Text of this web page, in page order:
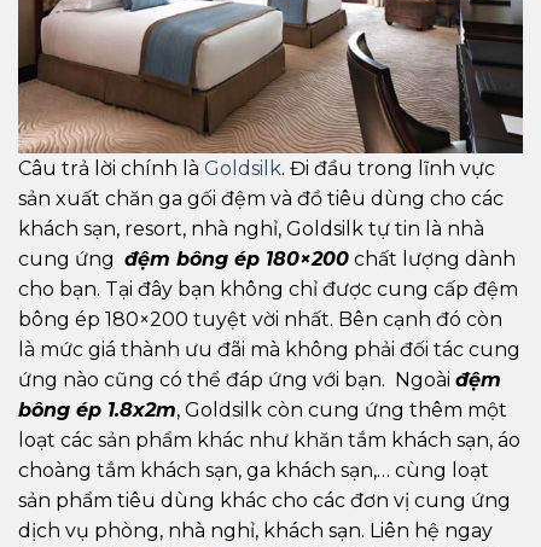
Câu trả lời chính là Goldsilk. Đi đầu trong lĩnh vực
sản xuất chăn ga gối đệm và đồ tiêu dùng cho các
khách sạn, resort, nhà nghỉ, Goldsilk tự tin là nhà
cung ứng đệm bông ép 180×200 chất lượng dành
cho bạn. Tại đây bạn không chỉ được cung cấp đệm
bông ép 180×200 tuyệt vời nhất. Bên cạnh đó còn
là mức giá thành ưu đãi mà không phải đối tác cung
ứng nào cũng có thể đáp ứng với bạn. Ngoài đệm
bông ép 1.8x2m, Goldsilk còn cung ứng thêm một
loạt các sản phẩm khác như khăn tắm khách sạn, áo
choàng tắm khách sạn, ga khách sạn,… cùng loạt
sản phẩm tiêu dùng khác cho các đơn vị cung ứng
dịch vụ phòng, nhà nghỉ, khách sạn. Liên hệ ngay